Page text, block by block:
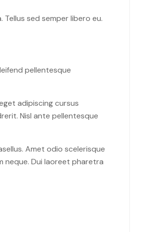
sed semper libero eu.
pellentesque
adipiscing cursus
Nisl ante pellentesque
Amet odio scelerisque
neque. Dui laoreet pharetra